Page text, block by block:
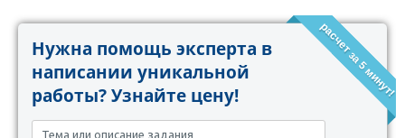
расчет за 5 минут!
Нужна помощь эксперта в
написании уникальной
работы? Узнайте цену!